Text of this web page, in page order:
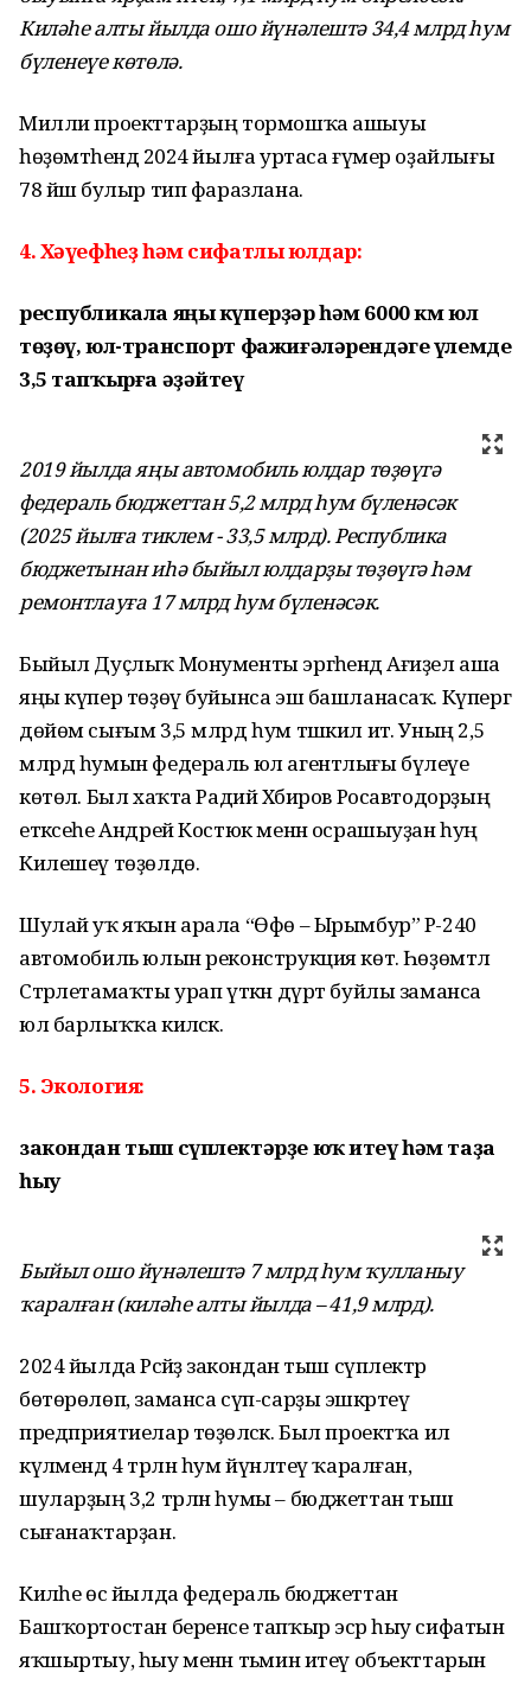
Киләһе алты йылда ошо йүнәлештә 34,4 млрд һум
бүленеүе көтөлә.
Милли проекттарҙың тормошҡа ашыуы
һөҙөмтәһендә 2024 йылға уртаса ғүмер оҙайлығы
78 йәш булыр тип фаразлана.
4. Хәүефһеҙ һәм сифатлы юлдар:
республикала яңы күперҙәр һәм 6000 км юл
төҙөү, юл-транспорт фажиғәләрендәге үлемде
3,5 тапҡырға әҙәйтеү
2019 йылда яңы автомобиль юлдар төҙөүгә
федераль бюджеттан 5,2 млрд һум бүленәсәк
(2025 йылға тиклем - 33,5 млрд). Республика
бюджетынан иһә быйыл юлдарҙы төҙөүгә һәм
ремонтлауға 17 млрд һум бүленәсәк.
Быйыл Дуҫлыҡ Монументы эргәһендә Ағиҙел аша
яңы күпер төҙөү буйынса эш башланасаҡ. Күпергә
дөйөм сығым 3,5 млрд һум тәшкил итә. Уның 2,5
млрд һумын федераль юл агентлығы бүлеүе
көтөлә. Был хаҡта Радий Хәбиров Росавтодорҙың
етәксеһе Андрей Костюк менән осрашыуҙан һуң
Килешеү төҙөлдө.
Шулай уҡ яҡын арала “Өфө – Ырымбур” Р-240
автомобиль юлын реконструкция көтә. Һөҙөмтәлә
Стәрлетамаҡты урап үткән дүрт буйлы заманса
юл барлыҡҡа киләсәк.
5. Экология:
закондан тыш сүплектәрҙе юҡ итеү һәм таҙа
һыу
Быйыл ошо йүнәлештә 7 млрд һум ҡулланыу
ҡаралған (киләһе алты йылда – 41,9 млрд).
2024 йылда Рәсәйҙә закондан тыш сүплектәр
бөтөрөлөп, заманса сүп-сарҙы эшкәртеү
предприятиелар төҙөләсәк. Был проектҡа ил
күләмендә 4 трлн һум йүнәлтеү ҡаралған,
шуларҙың 3,2 трлн һумы – бюджеттан тыш
сығанаҡтарҙан.
Киләһе өс йылда федераль бюджеттан
Башҡортостан беренсе тапҡыр эсәр һыу сифатын
яҡшыртыу, һыу менән тәьмин итеү объекттарын